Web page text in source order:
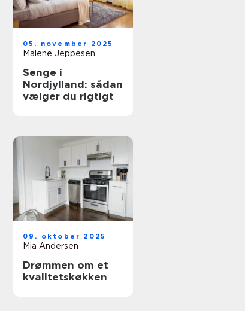
05. november 2025
Malene Jeppesen
Senge i
Nordjylland: sådan
vælger du rigtigt
09. oktober 2025
Mia Andersen
Drømmen om et
kvalitetskøkken